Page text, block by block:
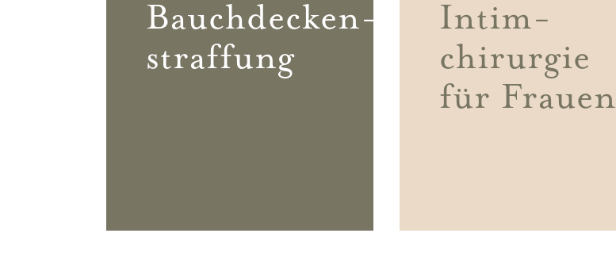
Bauchdecken-
straffung
Intim-
chirurgie
für Frauen